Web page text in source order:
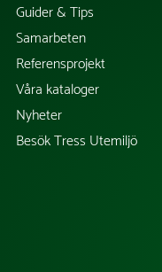
Guider & Tips
Samarbeten
Referensprojekt
Våra kataloger
Nyheter
Besök Tress Utemiljö